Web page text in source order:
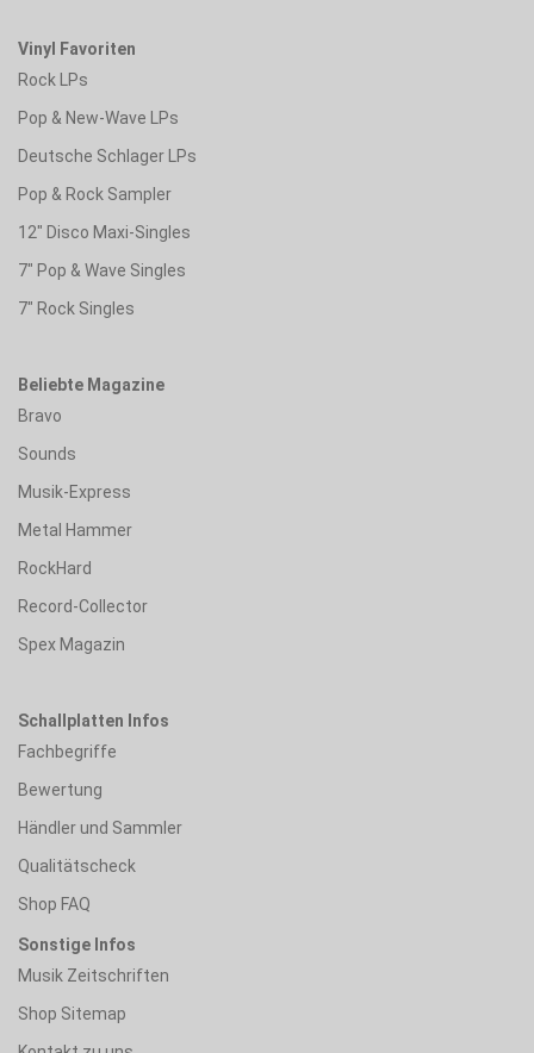
Vinyl Favoriten
Rock LPs
Pop & New-Wave LPs
Deutsche Schlager LPs
Pop & Rock Sampler
12" Disco Maxi-Singles
7" Pop & Wave Singles
7" Rock Singles
Beliebte Magazine
Bravo
Sounds
Musik-Express
Metal Hammer
RockHard
Record-Collector
Spex Magazin
Schallplatten Infos
Fachbegriffe
Bewertung
Händler und Sammler
Qualitätscheck
Shop FAQ
Sonstige Infos
Musik Zeitschriften
Shop Sitemap